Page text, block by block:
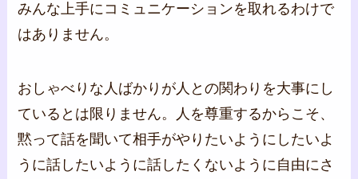
みんな上手にコミュニケーションを取れるわけで
はありません。
おしゃべりな人ばかりが人との関わりを大事にし
ているとは限りません。人を尊重するからこそ、
黙って話を聞いて相手がやりたいようにしたいよ
うに話したいように話したくないように自由にさ